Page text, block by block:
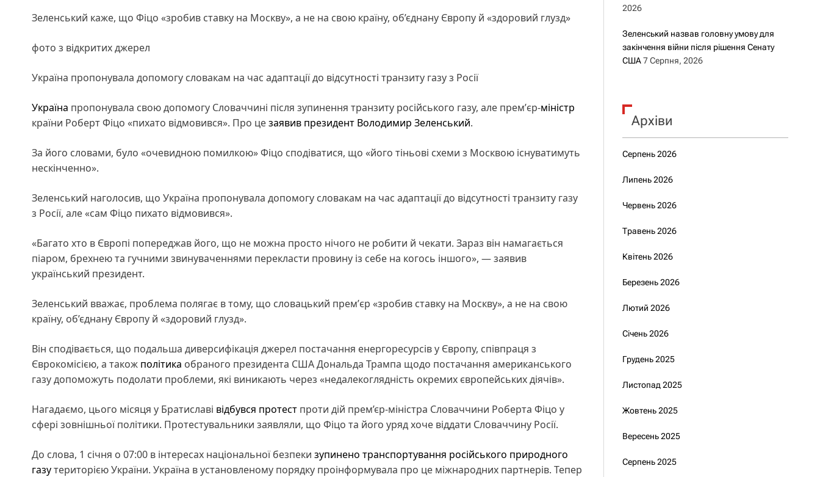
Зеленський каже, що Фіцо «зробив ставку на Москву», а не на свою країну, об’єднану Європу й «здоровий глузд»
фото з відкритих джерел
Україна пропонувала допомогу словакам на час адаптації до відсутності транзиту газу з Росії
Україна пропонувала свою допомогу Словаччині після зупинення транзиту російського газу, але премʼєр-міністр
країни Роберт Фіцо «пихато відмовився». Про цезаявив президент Володимир Зеленський.
За його словами, було «очевидною помилкою» Фіцо сподіватися, що «його тіньові схеми з Москвою існуватимуть
нескінченно».
Зеленський наголосив, що Україна пропонувала допомогу словакам на час адаптації до відсутності транзиту газу
з Росії, але «сам Фіцо пихато відмовився».
«Багато хто в Європі попереджав його, що не можна просто нічого не робити й чекати. Зараз він намагається
піаром, брехнею та гучними звинуваченнями перекласти провину із себе на когось іншого», — заявив
український президент.
Зеленський вважає, проблема полягає в тому, що словацький премʼєр «зробив ставку на Москву», а не на свою
країну, об’єднану Європу й «здоровий глузд».
Він сподівається, що подальша диверсифікація джерел постачання енергоресурсів у Європу, співпраця з
Єврокомісією, а також політика обраного президента США Дональда Трампа щодо постачання американського
газу допоможуть подолати проблеми, які виникають через «недалекоглядність окремих європейських діячів».
Нагадаємо, цього місяця у Братиславі відбувся протест проти дій прем’єр-міністра Словаччини Роберта Фіцо у
сфері зовнішньої політики. Протестувальники заявляли, що Фіцо та його уряд хоче віддати Словаччину Росії.
До слова, 1 січня о 07:00 в інтересах національної безпеки зупинено транспортування російського природного
газутериторією України. Україна в установленому порядку проінформувала про це міжнародних партнерів. Тепер
2026
Зеленський назвав головну умову для
закінчення війни після рішення Сенату
США 7 Серпня, 2026
Архіви
Серпень 2026
Липень 2026
Червень 2026
Травень 2026
Квітень 2026
Березень 2026
Лютий 2026
Січень 2026
Грудень 2025
Листопад 2025
Жовтень 2025
Вересень 2025
Серпень 2025